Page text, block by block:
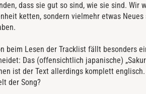
dass sie gut so sind, wie sie sind. Wir
ketten, sondern vielmehr etwas
beim Lesen der Tracklist fällt besonders
Das (offensichtlich japanische)
ist der Text allerdings komplett
der Song?